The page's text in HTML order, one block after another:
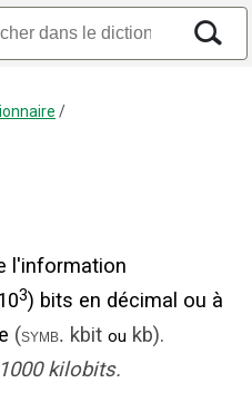
/
l'information
3) bits en décimal ou à
(symb. kbit ou kb).
kilobits.